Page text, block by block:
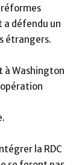
réformes
a défendu un
étrangers.
à Washington
la RDC